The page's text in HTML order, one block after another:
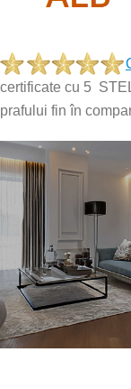
certificate cu 5
prafului fin în